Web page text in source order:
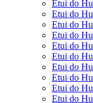
Etui do
Etui do
Etui do
Etui do
Etui do
Etui do
Etui do
Etui do
Etui do
Etui do